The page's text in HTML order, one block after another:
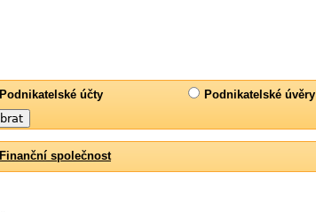
Podnikatelské účty Podnikatelské úvěry
Finanční společnost